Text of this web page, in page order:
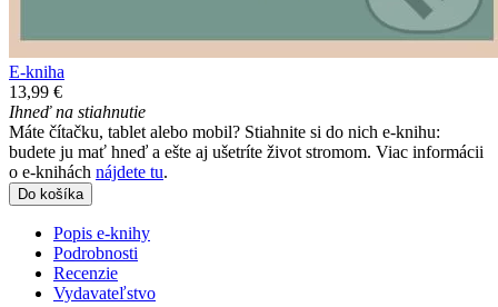
E-kniha
13,99 €
Ihneď na stiahnutie
Máte čítačku, tablet alebo mobil? Stiahnite si do nich e-knihu:
budete ju mať hneď a ešte aj ušetríte život stromom. Viac informácii
o e-knihách nájdete tu.
Do košíka
Popis e-knihy
Podrobnosti
Recenzie
Vydavateľstvo